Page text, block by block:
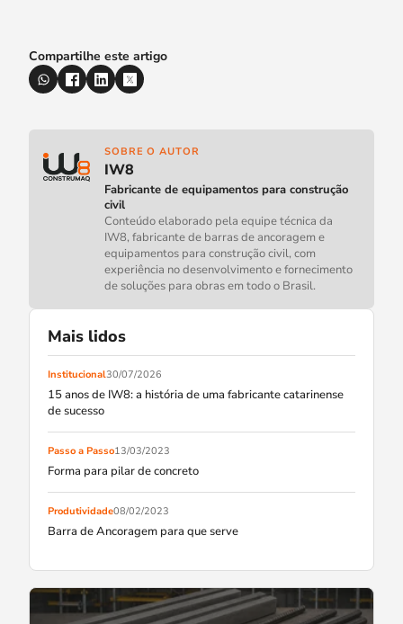
Compartilhe este artigo
COMPARTILHAR NO WHATSAPP
COMPARTILHAR NO FACEBOOK
COMPARTILHAR NO LINKEDIN
COMPARTILHAR NO X
SOBRE O AUTOR
IW8
Fabricante de equipamentos para construção
civil
Conteúdo elaborado pela equipe técnica da
IW8, fabricante de barras de ancoragem e
equipamentos para construção civil, com
experiência no desenvolvimento e fornecimento
de soluções para obras em todo o Brasil.
Mais lidos
Institucional30/07/2026
15 anos de IW8: a história de uma fabricante catarinense
de sucesso
Passo a Passo13/03/2023
Forma para pilar de concreto
Produtividade08/02/2023
Barra de Ancoragem para que serve